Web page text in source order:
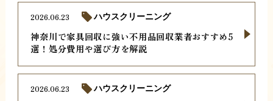
神奈川で家具回収に強い不用品回収業者おすすめ5
選！処分費用や選び方を解説
2026.06.23 ハウスクリーニング
2026.06.23 ハウスクリーニング